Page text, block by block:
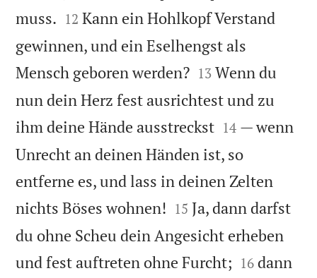
muss. 

12 Kann ein Hohlkopf Verstand
gewinnen, und ein Eselhengst als
Mensch geboren werden?
13 Wenn du
nun dein Herz fest ausrichtest und zu
ihm deine Hände ausstreckst
14 — wenn
Unrecht an deinen Händen ist, so
entferne es, und lass in deinen Zelten
nichts Böses wohnen! 

15 Ja, dann darfst
du ohne Scheu dein Angesicht erheben
und fest auftreten ohne Furcht; 

16 dann